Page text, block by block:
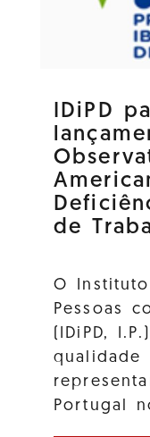
IDiPD
de
O
Pessoas
(IDiPD,
qualidade
Portugal